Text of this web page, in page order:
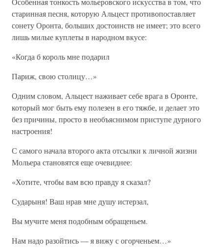
старинная песня, которую Альцест противопоставляет
сонету Оронта, больших достоинств не имеет; это всего
лишь милые куплеты в народном вкусе:
«Когда б король мне подарил
Париж, свою столицу…»
Одним словом, Альцест наживает себе врага в Оронте,
который мог быть ему полезен в его тяжбе, и делает это
без причины, просто в необъяснимом приступе дурного
настроения!
С самого начала второго акта отсылки к личной жизни
Мольера становятся еще очевиднее:
«Хотите, чтобы вам всю правду я сказал?
Сударыня! Ваш нрав мне душу истерзал,
Вы мучите меня подобным обращеньем.
Нам надо разойтись — я вижу с огорченьем…»